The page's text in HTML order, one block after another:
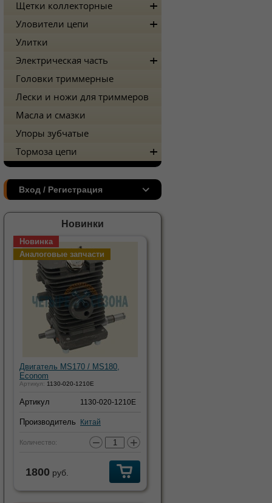
Щетки коллекторные
Уловители цепи
Улитки
Электрическая часть
Головки триммерные
Лески и ножи для триммеров
Масла и смазки
Упоры зубчатые
Тормоза цепи
Вход / Регистрация
Новинки
Новинка
Аналоговые запчасти
Двигатель MS170 / MS180,
Econom
Артикул: 1130-020-1210E
Артикул 1130-020-1210E
Производитель Китай
Количество: − +
1800 руб.